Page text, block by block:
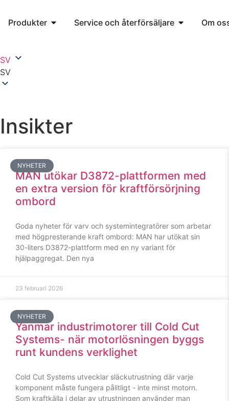
Produkter Service och återförsäljare Om
SV
SV
Insikter
NYHETER
MAN utökar D3872-plattformen med
en extra version för kraftförsörjning
ombord
Goda nyheter för varv och systemintegratörer som arbetar
med högpresterande kraft ombord: MAN har utökat sin
30-liters D3872-plattform med en ny variant för
hjälpaggregat. Den nya
23 februari 2026
NYHETER
Yanmar industrimotorer till Cold Cut
Systems- när motorlösningen byggs
runt kundens verklighet
Cold Cut Systems utvecklar släckutrustning där varje
komponent måste fungera pålitligt - inte minst motorn.
Som kraftkälla i delar av utrustningen använder man
Nödvändiga
går inte att
välja bort. De